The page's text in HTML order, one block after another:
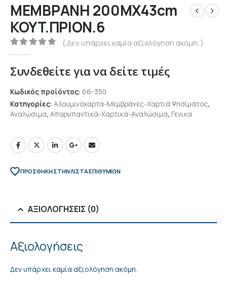
ΜΕΜΒΡΑΝΗ 200ΜΧ43cm
KOYT.ΠΡΙΟΝ.6
0out of 5
( Δεν υπάρχει καμία αξιολόγηση ακόμη. )
Συνδεθείτε για να δείτε τιμές
Κωδικός προϊόντος: 66-350
Κατηγορίες: Αλουμινόχαρτα-Μεμβράνες-Χαρτιά Ψησίματος,
Αναλώσιμα, Απορυπαντικά-Χαρτικά-Αναλώσιμα, Γενικα
ΠΡΌΣΘΉΚΗ ΣΤΗΝ ΛΊΣΤΑ ΕΠΙΘΥΜΙΏΝ
ΑΞΙΟΛΟΓΉΣΕΙΣ (0)
Αξιολογήσεις
Δεν υπάρχει καμία αξιολόγηση ακόμη.